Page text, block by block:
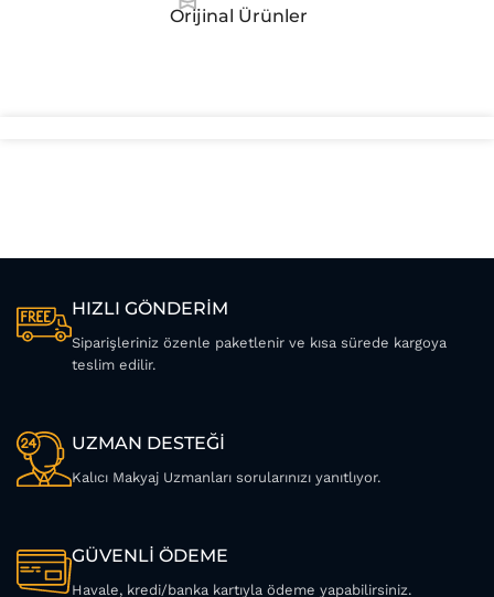
Orijinal Ürünler
HIZLI GÖNDERİM
Siparişleriniz özenle paketlenir ve kısa sürede kargoya
teslim edilir.
UZMAN DESTEĞİ
Kalıcı Makyaj Uzmanları sorularınızı yanıtlıyor.
GÜVENLİ ÖDEME
Havale, kredi/banka kartıyla ödeme yapabilirsiniz.